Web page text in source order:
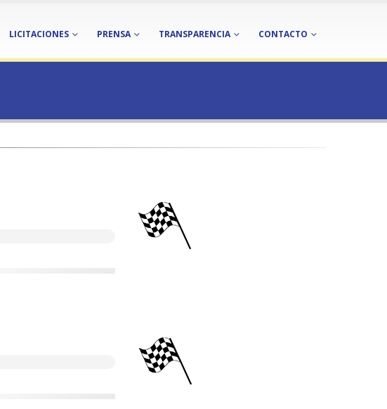
LICITACIONES PRENSA TRANSPARENCIA CONTACTO